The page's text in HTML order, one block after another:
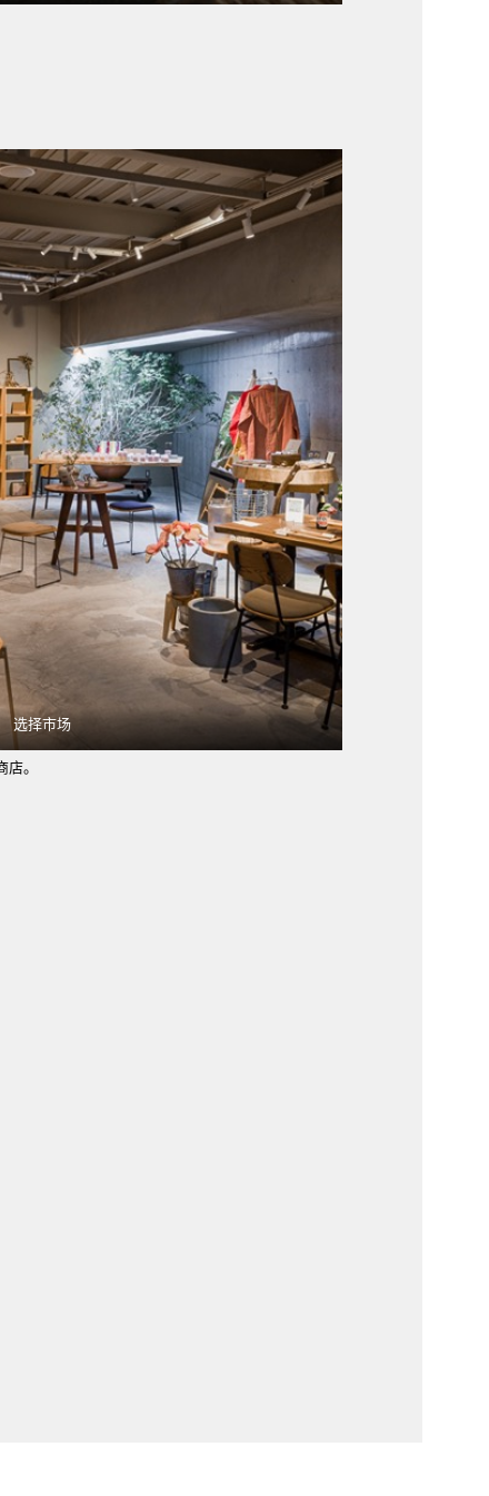
选择市场
。